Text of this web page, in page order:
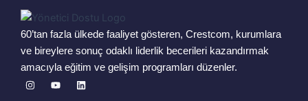
60’tan fazla ülkede faaliyet gösteren, Crestcom, kurumlara
ve bireylere sonuç odaklı liderlik becerileri kazandırmak
amacıyla eğitim ve gelişim programları düzenler.
I
n
Y
o
L
i